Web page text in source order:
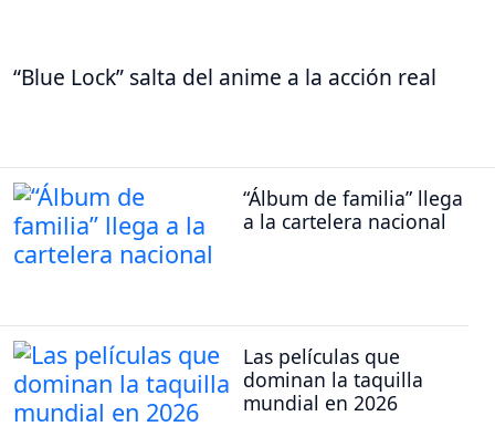
“Blue Lock” salta del anime a la acción real
“Álbum de familia” llega
a la cartelera nacional
Las películas que
dominan la taquilla
mundial en 2026